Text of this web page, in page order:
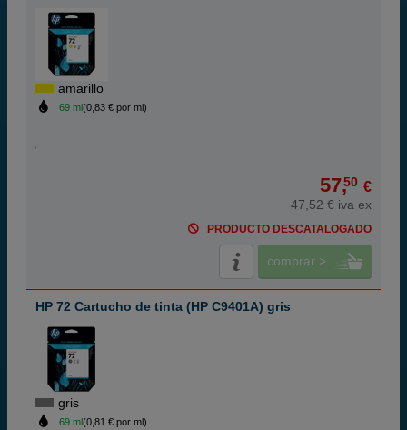
amarillo
69 ml(0,83 € por ml)
57,50 €
47,52 € iva ex
PRODUCTO DESCATALOGADO
comprar >
HP 72 Cartucho de tinta (HP C9401A) gris
gris
69 ml(0,81 € por ml)